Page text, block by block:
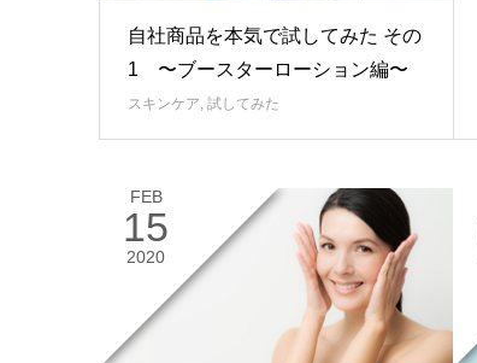
自社商品を本気で試してみた その
1 〜ブースターローション編〜
スキンケア, 試してみた
FEB
15
2020